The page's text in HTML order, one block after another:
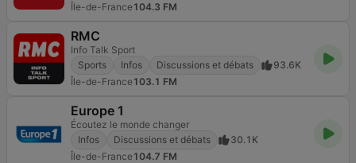
Île-de-France104.3 FM
RMC
Info Talk Sport
Sports
Infos Discussions et débats
93.6K
Île-de-France103.1 FM
Europe 1
Écoutez le monde changer
Infos
Discussions et débats
30.1K
Île-de-France104.7 FM